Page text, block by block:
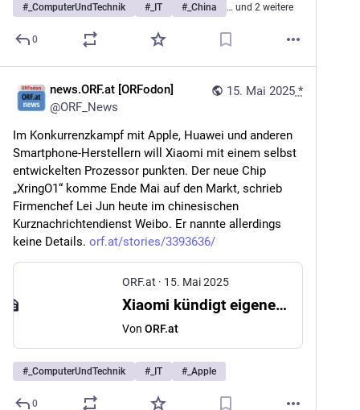
# _ComputerUndTechnik # _IT # _China … und 2 weitere
0
15. Mai 2025 *
news.ORF.at [ORFodon]
@ORF_News
Im Konkurrenzkampf mit Apple, Huawei und anderen
Smartphone-Herstellern will Xiaomi mit einem selbst
entwickelten Prozessor punkten. Der neue Chip
„XringO1“ komme Ende Mai auf den Markt, schrieb
Firmenchef Lei Jun heute im chinesischen
Kurznachrichtendienst Weibo. Er nannte allerdings
keine Details. orf.at/stories/3393636/
ORF.at · 15. Mai 2025
Xiaomi kündigt eigenen Smartphonechip an
Von ORF.at
# _ComputerUndTechnik # _IT # _Apple
0